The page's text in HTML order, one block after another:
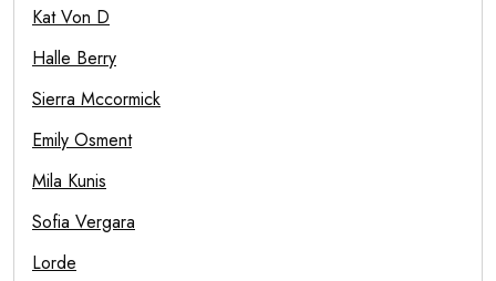
Kat Von D
Halle Berry
Sierra Mccormick
Emily Osment
Mila Kunis
Sofia Vergara
Lorde